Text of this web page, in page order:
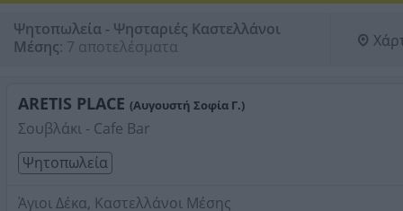
Ψητοπωλεία - Ψησταριές Καστελλάνοι
Μέσης: 7 αποτελέσματα
ARETIS PLACE (Αυγουστή Σοφία Γ.)
Σουβλάκι - Cafe Bar
Ψητοπωλεία
Άγιοι Δέκα, Καστελλάνοι Μέσης